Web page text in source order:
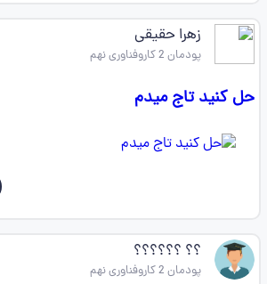
زهرا حقیقی
پودمان 2 کاروفناوری نهم
حل کنید تاج میدم
؟؟ ؟؟؟؟؟؟
پودمان 2 کاروفناوری نهم